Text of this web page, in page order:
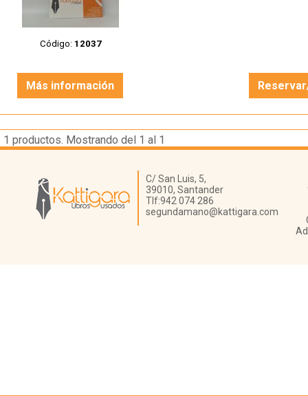
Código: 12037
Más información
1 productos. Mostrando del 1 al 1
Librería Kattigara
C/ San Luis, 5,
39010, Santander
Tlf:942 074 286
segundamano@kattigara.com